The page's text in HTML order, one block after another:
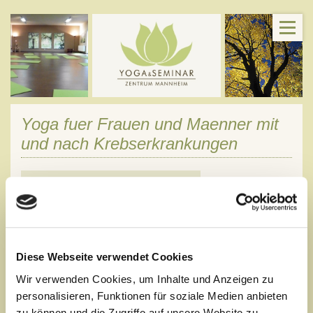
Diese Webseite verwendet Cookies
Wir verwenden Cookies, um Inhalte und Anzeigen zu
personalisieren, Funktionen für soziale Medien anbieten
Yoga fuer Frauen und Maenner mit
und nach Krebserkrankungen
Fester Kurs mit 10 Einheiten á 60 min
.